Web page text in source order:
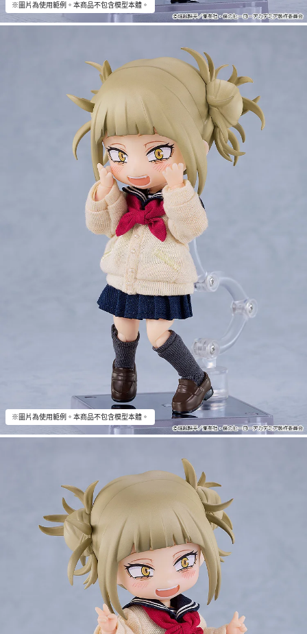
※圖片為使用範例。本商品不包含模型本體。
※圖片為使用範例。本商品不包含模型本體。